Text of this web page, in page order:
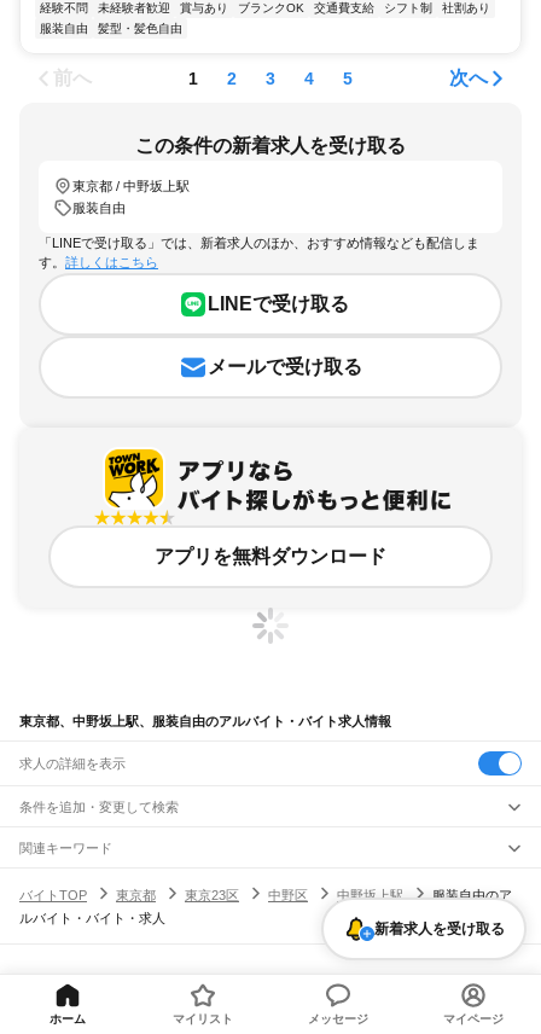
経験不問
未経験者歓迎 賞与あり ブランクOK 交通費支給 シフト制
社割あり
服装自由
髪型・髪色自由
前へ 1 2 3 4 5 次へ
この条件の新着求人を受け取る
東京都 / 中野坂上駅
服装自由
「LINEで受け取る」では、新着求人のほか、おすすめ情報なども配信しま
す。 詳しくはこちら
LINEで受け取る
メールで受け取る
アプリを無料ダウンロード
東京都、中野坂上駅、服装自由のアルバイト・バイト求人情報
求人の詳細を表示
条件を追加・変更して検索
市区町村を追加・変更
東京都すべて
東京23区 すべて
墨田区 江東区品川区 目黒区大田区
板橋区練馬区足立区葛飾区
江戸川区
八王子市 武蔵野市三鷹市 府中市 昭島市 調布市
小金井市
駅を追加・変更
JR山手線
大崎駅五反田駅 恵比寿駅 代々木駅
高田馬場駅
池袋駅 大塚駅 巣鴨駅 田端駅 西日暮里駅 日暮里駅 鶯谷駅
職種を追加・変更
飲食・フードサービス
すべて
ホールスタッフ
キッチンスタッフ 皿洗い・洗い場精肉・鮮魚加工
給食調理
パン屋（ベーカリー）
フードカウンター販売員バー（BAR）・バーテンダー
日払いOK
学生歓迎深夜の仕事 髪型・髪色自由 ネイルOK
雇用形態を追加・変更
関連キーワード
バイトTOP
東京都 東京23区 中野区 中野坂上駅
服装自由のア
ルバイト・バイト・求人
新着求人を受け取る
ヘルプ・お問い合わせ サイトマップ
利用規約・プライバシーポリシー
[企業]求人広告の掲載相談
ホーム マイリスト メッセージ マイページ